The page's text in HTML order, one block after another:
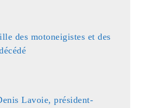
des motoneigistes et des
Lavoie, président-